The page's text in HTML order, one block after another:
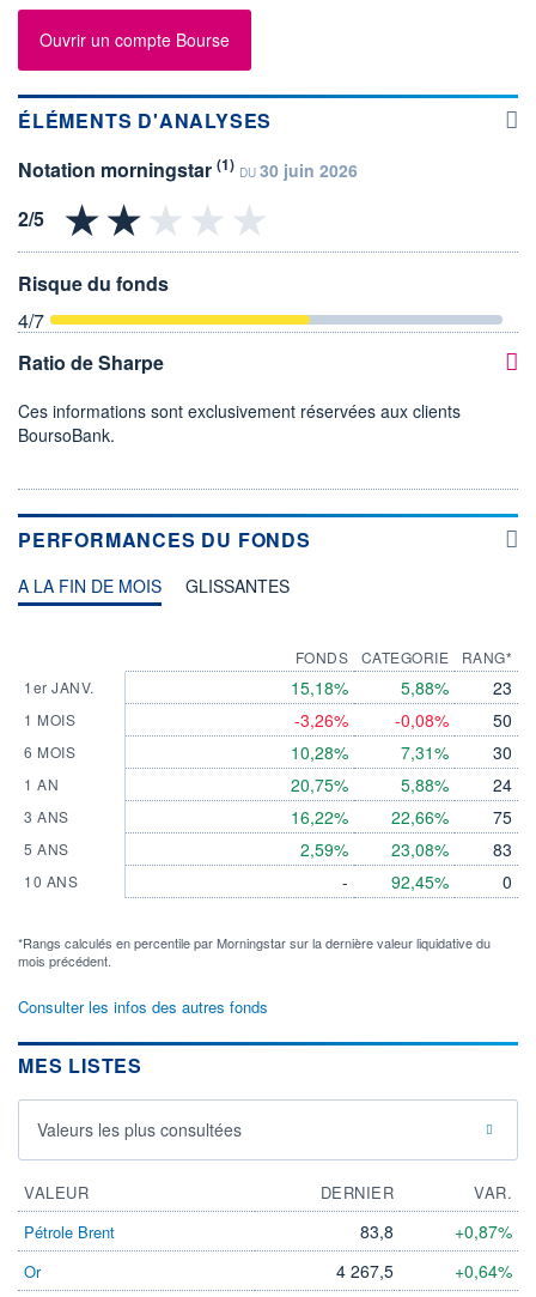
Ouvrir un compte Bourse
ÉLÉMENTS D'ANALYSES
Notation morningstar (1) DU 30 juin 2026
Risque du fonds
4/7
Ratio de Sharpe
Ces informations sont exclusivement réservées aux clients
BoursoBank.
PERFORMANCES DU FONDS
A LA FIN DE MOIS GLISSANTES
1er JANV.
1 MOIS
6 MOIS
1 AN
3 ANS
5 ANS
10 ANS
FONDS
15,18%
-3,26%
10,28%
20,75%
16,22%
2,59%
-
CATEGORIE
5,88%
-0,08%
7,31%
5,88%
22,66%
23,08%
92,45%
RANG*
23
50
30
24
75
83
0
*Rangs calculés en percentile par Morningstar sur la dernière valeur liquidative du
mois précédent.
Consulter les infos des autres fonds
MES LISTES
Valeurs les plus consultées
VALEUR DERNIER
VAR.
Pétrole Brent
83,8 +0,87%
Or 4 267,5 +0,64%